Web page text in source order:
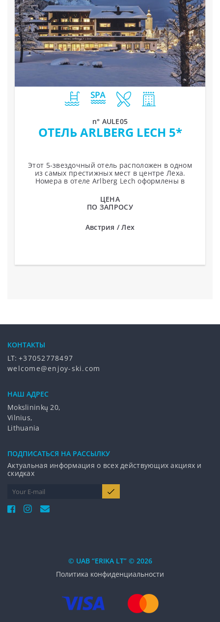
n° AULE05
ОТЕЛЬ ARLBERG LECH 5*
Этот 5-звездочный отель расположен в одном
из самых престижных мест в центре Леха.
Номера в отеле Arlberg Lech оформлены в
материалами....
ЦЕНА
ПО ЗАПРОСУ
Австрия / Лех
КОНТАКТЫ
LT: +37052778497
welcome@enjoy-ski.com
НАШ АДРЕС
Mokslininkų 20,
Vilnius,
Lithuania
ПОДПИCАТЬСЯ НА РАССЫЛКУ
Актуальная информация о всех действующих акциях и
скидках
© UAB “ERIKA LT” © 2026
Политика конфиденциальности